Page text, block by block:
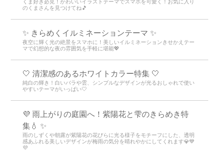
くま好き必見！かわいいイラストテーマでスマホを可愛く！お気に入り
のくまさんを見つけてね🎵
✨️ きらめくイルミネーションテーマ ✨️
夜空に輝く光の絶景をスマホに！美しいイルミネーションきせかえテー
マで幻想的な夜の雰囲気を手軽に堪能💖
🤍 清潔感のあるホワイトカラー特集 🤍
純白の輝き！白いバラや雲、シンプルなデザインが光るおしゃれで使い
やすいテーマがいっぱい🤍
💜 雨上がりの庭園へ！紫陽花と雫のきらめき特
集💧 ✨
雨のしずくや朝露が紫陽花の花びらに光る様子をモチーフにした、透明
感あふれる美しいデザインが梅雨の気分を晴れやかにしてくれます💎💙
💜